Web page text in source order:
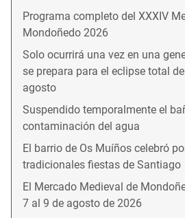
Programa completo del XXXIV
Mondoñedo 2026
Solo ocurrirá una vez en una
se prepara para el eclipse total
agosto
Suspendido temporalmente el
contaminación del agua
El barrio de Os Muíños celebró
tradicionales fiestas de Santiago
El Mercado Medieval de
7 al 9 de agosto de 2026